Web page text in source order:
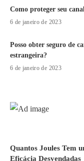
Como proteger seu
6 de janeiro de 2023
Posso obter seguro de
estrangeira?
6 de janeiro de 2023
Quantos Joules Tem
Eficácia Desvendadas